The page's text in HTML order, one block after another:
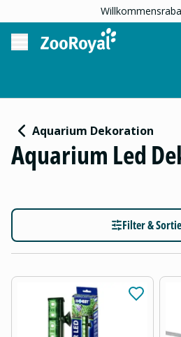
Aquarium Dekoration
Aquarium Led
Filter &